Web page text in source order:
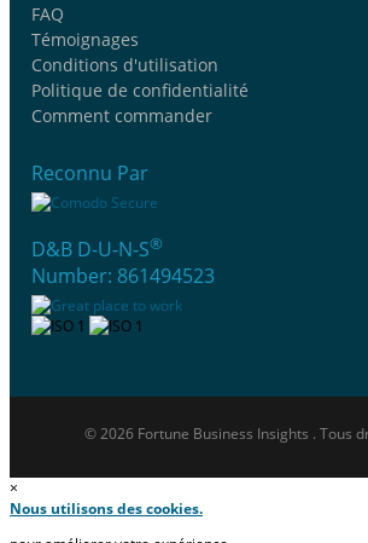
FAQ
Témoignages
Conditions d'utilisation
Politique de confidentialité
Comment commander
Reconnu Par
D&B D-U-N-S®
Number: 861494523
© 2026 Fortune Business Insights . Tous
×
Nous utilisons des cookies.